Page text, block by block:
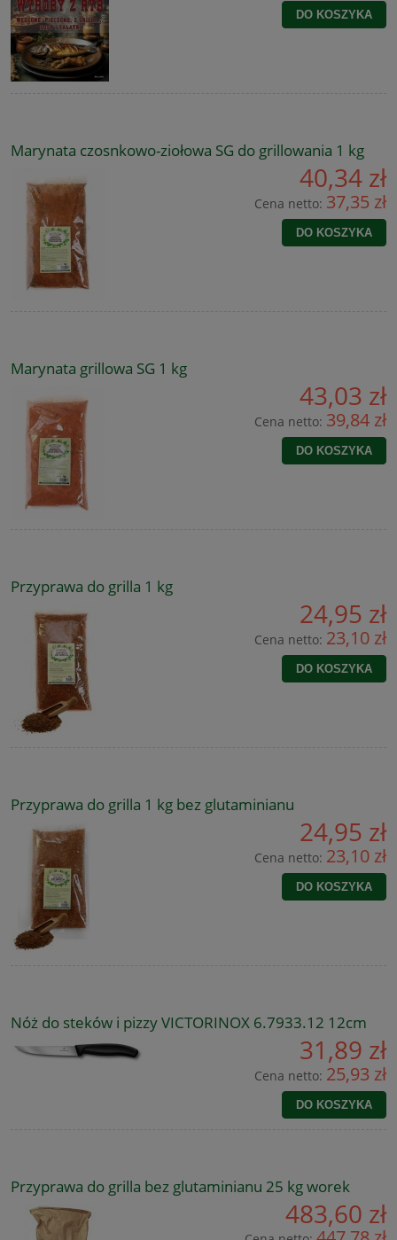
DO KOSZYKA
Marynata czosnkowo-ziołowa SG do grillowania 1 kg
40,34 zł
Cena netto: 37,35 zł
DO KOSZYKA
Marynata grillowa SG 1 kg
43,03 zł
Cena netto: 39,84 zł
DO KOSZYKA
Przyprawa do grilla 1 kg
24,95 zł
Cena netto: 23,10 zł
DO KOSZYKA
Przyprawa do grilla 1 kg bez glutaminianu
24,95 zł
Cena netto: 23,10 zł
DO KOSZYKA
Nóż do steków i pizzy VICTORINOX 6.7933.12 12cm
31,89 zł
Cena netto: 25,93 zł
DO KOSZYKA
Przyprawa do grilla bez glutaminianu 25 kg worek
483,60 zł